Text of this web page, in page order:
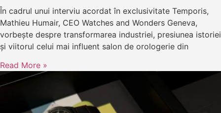
În cadrul unui interviu acordat în exclusivitate Temporis,
Mathieu Humair, CEO Watches and Wonders Geneva,
vorbește despre transformarea industriei, presiunea istoriei
și viitorul celui mai influent salon de orologerie din
Read More »